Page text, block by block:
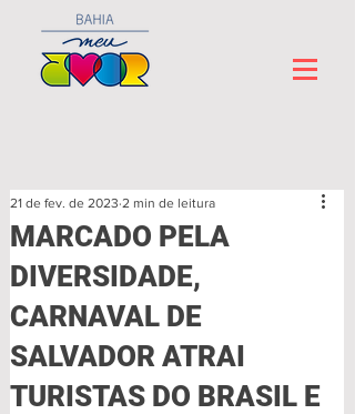
MARCADO PELA
DIVERSIDADE,
CARNAVAL DE
SALVADOR ATRAI
TURISTAS DO BRASIL E
21 de fev. de 2023 2 min de leitura